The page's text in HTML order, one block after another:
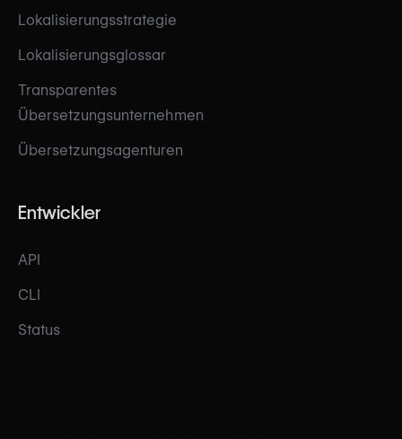
Lokalisierungsstrategie
Lokalisierungsglossar
Transparentes
Übersetzungsunternehmen
Übersetzungsagenturen
Entwickler
API
CLI
Status